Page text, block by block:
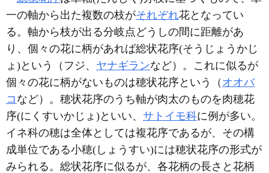
一の軸から出た複数の枝がそれぞれ花となってい
る。軸から枝が出る分岐点どうしの間に距離があ
り、個々の花に柄があれば総状花序(そうじょうかじ
ょ)という（フジ、 ヤナギランなど）。これに似るが
個々の花に柄がないものは穂状花序という（ オオバ
コ など）。穂状花序のうち軸が肉太のものを肉穂花
序(にくすいかじょ)といい、 サトイモ科に例が多い。
イネ科の穂は全体としては複花序であるが、その構
成単位である小穂(しょうすい)には穂状花序の形式が
みられる。総状花序に似るが、各花柄の長さと花柄